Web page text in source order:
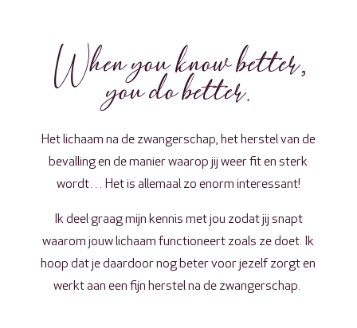
When you know better,
you do better.
Het lichaam na de zwangerschap, het herstel van de
bevalling en de manier waarop jij weer fit en sterk
wordt… Het is allemaal zo enorm interessant!
Ik deel graag mijn kennis met jou zodat jij snapt
waarom jouw lichaam functioneert zoals ze doet. Ik
hoop dat je daardoor nog beter voor jezelf zorgt en
werkt aan een fijn herstel na de zwangerschap.